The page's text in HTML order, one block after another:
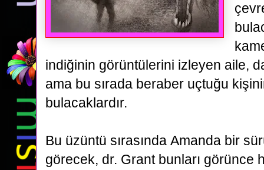
indiğinin görüntülerini izleyen aile,
ama bu sırada beraber uçtuğu
bulacaklardır.
Bu üzüntü sırasında Amanda bir
görecek, dr. Grant bunları görünce